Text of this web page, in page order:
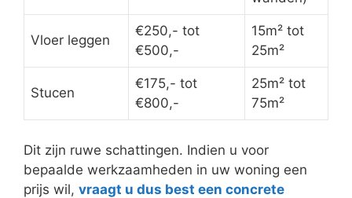
Vloer leggen
€250,- tot
€500,-
15m² tot
25m²
Stucen
€175,- tot
€800,-
25m² tot
75m²
Dit zijn ruwe schattingen. Indien u voor
bepaalde werkzaamheden in uw woning een
prijs wil, vraagt u dus best een concrete